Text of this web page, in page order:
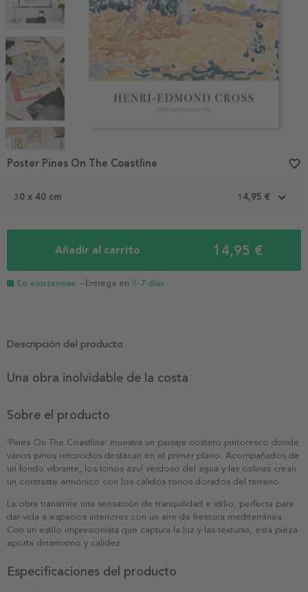
1
30 x 40 cm 14,95 €
Añadir al carrito 14,95 €
En existencias - Entrega en 3-7 días
Poster Pines On The Coastline favorite_border
Descripción del producto
Una obra inolvidable de la costa
Sobre el producto
'Pines On The Coastline' muestra un paisaje costero pintoresco donde
varios pinos retorcidos destacan en el primer plano. Acompañados de
un fondo vibrante, los tonos azul verdoso del agua y las colinas crean
un contraste armónico con los cálidos tonos dorados del terreno.
La obra transmite una sensación de tranquilidad e idilio, perfecta para
dar vida a espacios interiores con un aire de frescura mediterránea.
Con un estilo impresionista que captura la luz y las texturas, esta pieza
aporta dinamismo y calidez.
Especificaciones del producto